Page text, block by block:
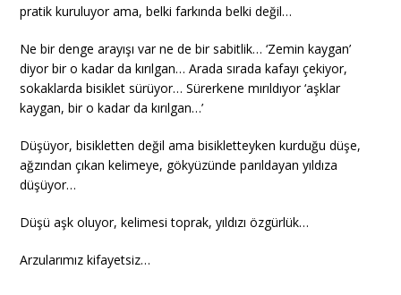
pratik kuruluyor ama, belki farkında belki değil…
Ne bir denge arayışı var ne de bir sabitlik… ‘Zemin kaygan’
diyor bir o kadar da kırılgan… Arada sırada kafayı çekiyor,
sokaklarda bisiklet sürüyor… Sürerkene mırıldıyor ‘aşklar
kaygan, bir o kadar da kırılgan…’
Düşüyor, bisikletten değil ama bisikletteyken kurduğu düşe,
ağzından çıkan kelimeye, gökyüzünde parıldayan yıldıza
düşüyor…
Düşü aşk oluyor, kelimesi toprak, yıldızı özgürlük…
Arzularımız kifayetsiz…